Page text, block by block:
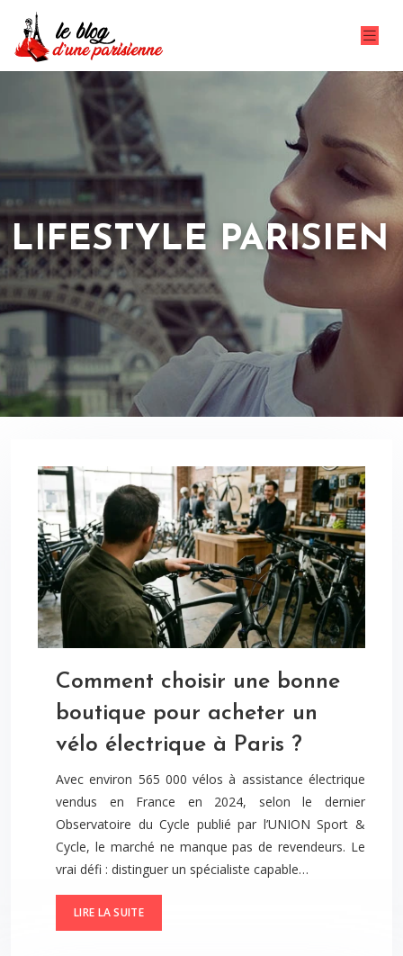
LIFESTYLE PARISIEN
Comment choisir une bonne
boutique pour acheter un
vélo électrique à Paris ?
Avec environ 565 000 vélos à assistance électrique
vendus en France en 2024, selon le dernier
Observatoire du Cycle publié par l’UNION Sport &
Cycle, le marché ne manque pas de revendeurs. Le
vrai défi : distinguer un spécialiste capable…
LIRE LA SUITE